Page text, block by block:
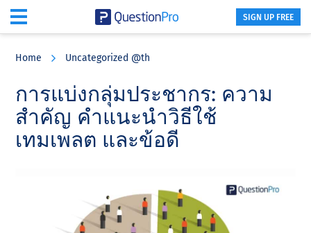
SIGN UP FREE
Home Uncategorized @th
การแบ่งกลุ่มประชากร: ความ
สําคัญ คําแนะนําวิธีใช้
เทมเพลต และข้อดี